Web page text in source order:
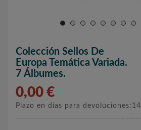
Colección Sellos De
Europa Temática Variada.
7 Álbumes.
0,00 €
Plazo en días para devoluciones:14